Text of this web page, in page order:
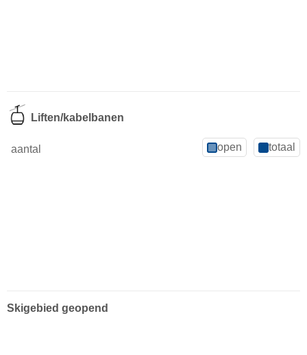
Liften/kabelbanen
aantal open totaal
Skigebied geopend